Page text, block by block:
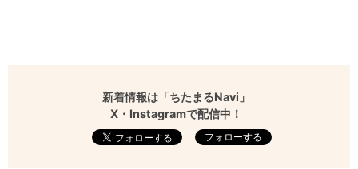
新着情報は「ちたまるNavi」
X・Instagramで配信中！
フォローする